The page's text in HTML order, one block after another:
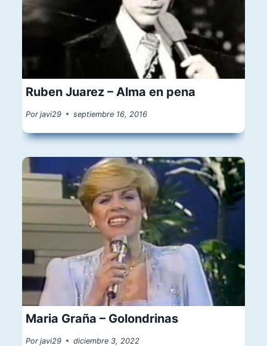
Ruben Juarez – Alma en pena
Por javi29 septiembre 16, 2016
Maria Graña – Golondrinas
Por javi29 diciembre 3, 2022